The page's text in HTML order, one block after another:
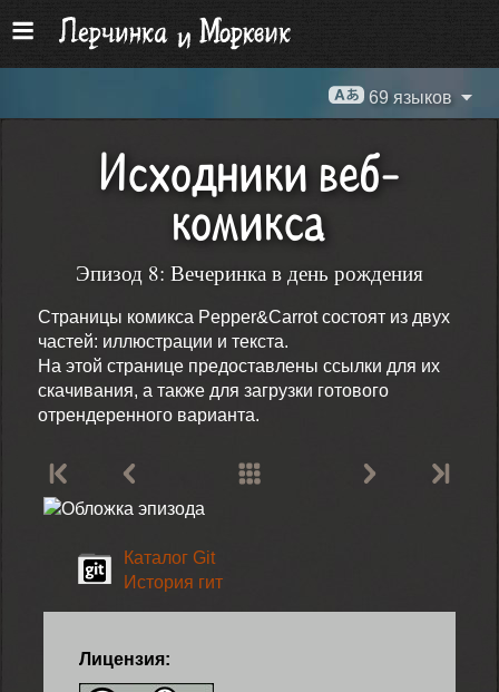
69 языков
Исходники веб-
комикса
Эпизод 8: Вечеринка в день рождения
Страницы комикса Pepper&Carrot состоят из двух
частей: иллюстрации и текста.
На этой странице предоставлены ссылки для их
скачивания, а также для загрузки готового
отрендеренного варианта.
Каталог Git
История гит
Лицензия: